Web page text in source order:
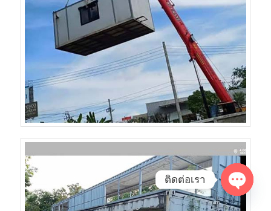
ติดต่อเรา
Open
chaty